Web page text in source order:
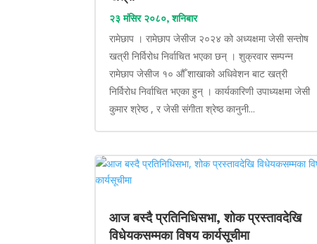
२३ मंसिर २०८०, शनिबार
रामेछाप । रामेछाप जेसीज २०२४ को अध्यक्षमा जेसी सन्तोष
खत्री निर्विरोध निर्वाचित भएका छन् । शुक्रवार सम्पन्न
रामेछाप जेसीज १० औँ शाखाको अधिवेशन बाट खत्री
निर्विरोध निर्वाचित भएका हुन् । कार्यकारिणी उपाध्यक्षमा जेसी
कुमार श्रेष्ठ , र जेसी संगीता श्रेष्ठ कानुनी...
आज बस्दै प्रतिनिधिसभा, शोक प्रस्तावदेखि
विधेयकसम्मका विषय कार्यसूचीमा